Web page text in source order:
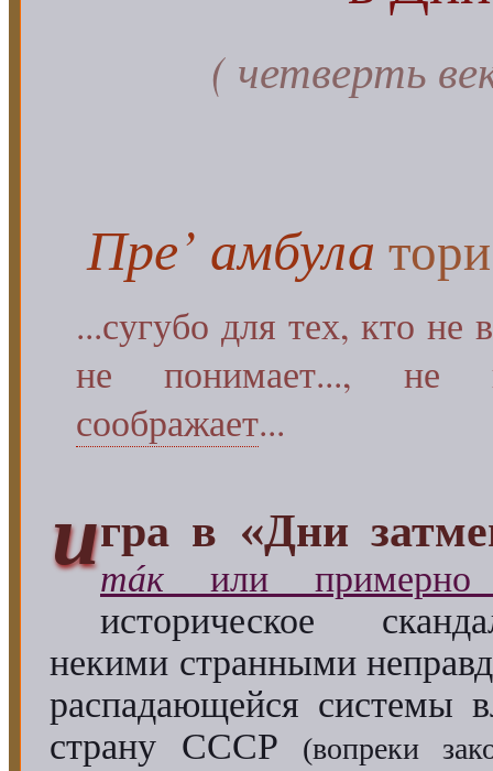
( четверть
Пре’ амбула
...сугубо для тех, кто не
не понимает..., не
соображает...
игра в «Дни
тáк или
историческое
некими странными
распадающейся системы
страну СССР
(вопреки